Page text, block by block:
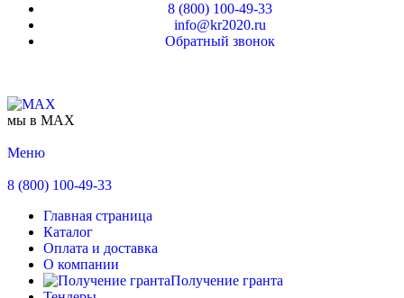
8 (800) 100-49-33
info@kr2020.ru
Обратный звонок
мы в MAX
Меню
8 (800) 100-49-33
Главная страница
Каталог
Оплата и доставка
О компании
Получение гранта